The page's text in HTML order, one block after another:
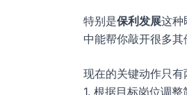
特别是保利发展这种
中能帮你敲开很多其
现在的关键动作只有
1. 根据目标岗位调